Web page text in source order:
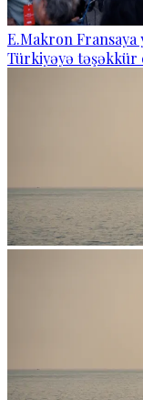
E.Makron
Türkiyəyə təşəkkür